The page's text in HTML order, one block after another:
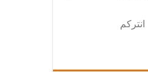
انتركم